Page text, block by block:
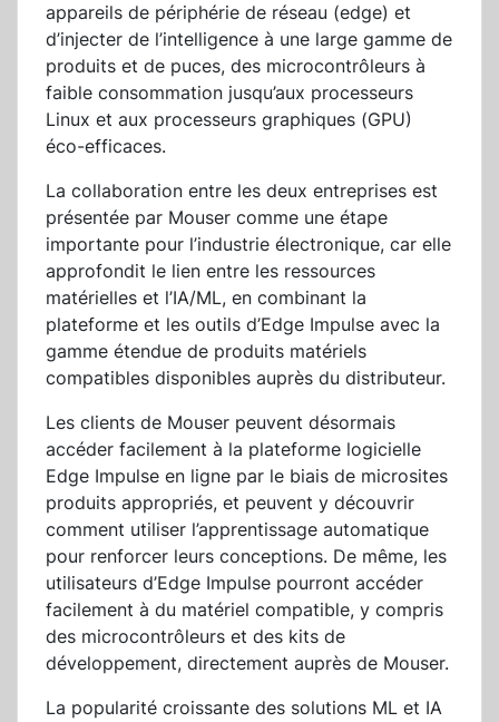
appareils de périphérie de réseau (edge) et
d’injecter de l’intelligence à une large gamme de
produits et de puces, des microcontrôleurs à
faible consommation jusqu’aux processeurs
Linux et aux processeurs graphiques (GPU)
éco-efficaces.
La collaboration entre les deux entreprises est
présentée par Mouser comme une étape
importante pour l’industrie électronique, car elle
approfondit le lien entre les ressources
matérielles et l’IA/ML, en combinant la
plateforme et les outils d’Edge Impulse avec la
gamme étendue de produits matériels
compatibles disponibles auprès du distributeur.
Les clients de Mouser peuvent désormais
accéder facilement à la plateforme logicielle
Edge Impulse en ligne par le biais de microsites
produits appropriés, et peuvent y découvrir
comment utiliser l’apprentissage automatique
pour renforcer leurs conceptions. De même, les
utilisateurs d’Edge Impulse pourront accéder
facilement à du matériel compatible, y compris
des microcontrôleurs et des kits de
développement, directement auprès de Mouser.
La popularité croissante des solutions ML et IA